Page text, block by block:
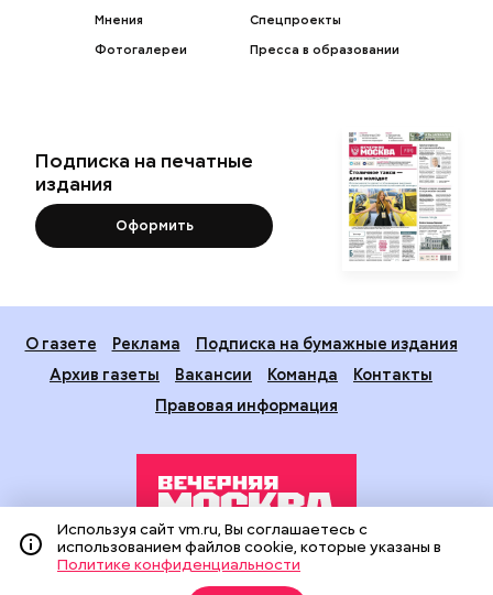
Мнения
Фотогалереи
Спецпроекты
Пресса в образовании
Подписка на печатные
издания
Оформить
О газете Реклама
Подписка на бумажные издания
Архив газеты
Вакансии Команда
Контакты
Правовая информация
Издание создано при финансовой поддержке Департамента
Используя сайт vm.ru, Вы соглашаетесь с
использованием файлов cookie, которые указаны в
Политике конфиденциальности